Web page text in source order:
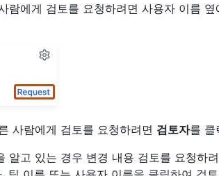
람에게 검토를 요청하려면 사용자 이름 옆
사람에게 검토를 요청하려면 검토자를 클
알고 있는 경우 변경 내용 검토를 요청하